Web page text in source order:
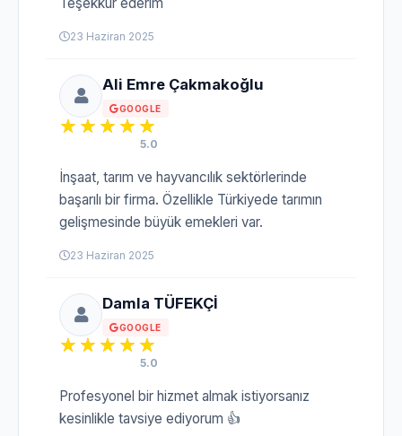
23 Haziran 2025
Ali Emre Çakmakoğlu
GOOGLE
5.0
İnşaat, tarım ve hayvancılık sektörlerinde
başarılı bir firma. Özellikle Türkiyede tarımın
gelişmesinde büyük emekleri var.
23 Haziran 2025
Damla TÜFEKÇİ
GOOGLE
5.0
Profesyonel bir hizmet almak istiyorsanız
kesinlikle tavsiye ediyorum 👍